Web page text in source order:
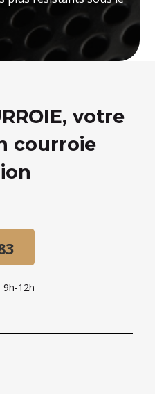
votre
courroie
9h-12h